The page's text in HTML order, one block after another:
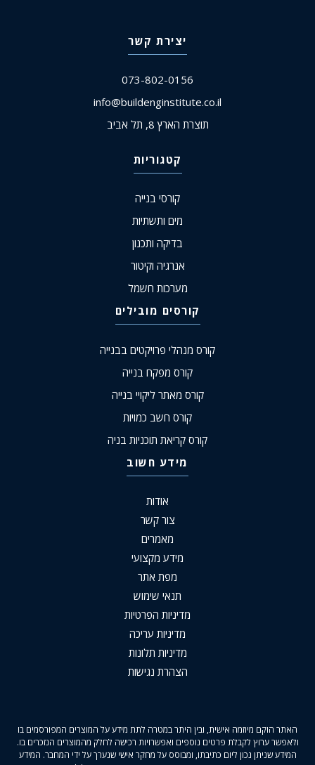
יצירת קשר
073-802-0156
info@buildenginstitute.co.il
תוצרת הארץ 8, תל אביב
קטגוריות
קורסי בנייה
מים ותשתיות
בדיקה ותכנון
אנרגיה וקיטור
מערכות חשמל
קורסים מובילים
קורס מנהלי פרויקטים בבנייה
קורס מפקח בנייה
קורס מאתר ליקויי בנייה
קורס חשב כמויות
קורס קריאת תוכניות בניה
מידע חשוב
אודות
צור קשר
מאמרים
מידע מקצועי
מפת אתר
תנאי שימוש
מדיניות הפרטיות
מדיניות עריכה
מדיניות תלונות
הצהרת נגישות
האתר הוקם מיוזמה אישית, ובין היתר במטרה לתת מידע על המוצרים המפורסמים בו
ולאפשר ערוץ לקבלת פרטים נוספים ואפשרויות רכישה לחלק מהמוצרים הנזכרים בו.
המידע שניתן נכון ליום כתיבתו, ומבוסס על מחקר אישי שנערך על ידי המחבר. המידע